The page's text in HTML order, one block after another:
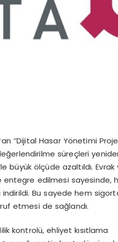
‘’Dijital Hasar Yönetimi
süreçleri
büyük ölçüde azaltıldı.
entegre edilmesi sayesinde,
Bu sayede hem
etmesi de sağlandı.
kontrolü, ehliyet kısıtlama